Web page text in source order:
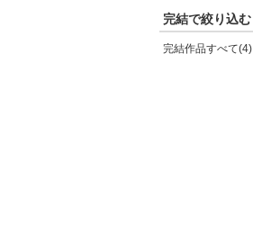
完結で絞り込む
完結作品すべて(4)